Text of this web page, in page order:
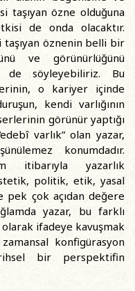
taşıyan özne olduğuna
de onda olacaktır.
taşıyan öznenin belli bir
ve görünürlüğünü
de söyleyebiliriz. Bu
o kariyer içinde
kendi varlığının
görünür yaptığı
varlık” olan yazar,
konumdadır.
itibarıyla yazarlık
politik, etik, yasal
çok açıdan değere
yazar, bu farklı
ifadeye kavuşmak
konfigürasyon
bir perspektifin